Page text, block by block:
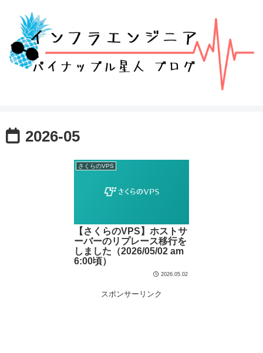
2026-05
さくらのVPS
【さくらのVPS】ホストサ
ーバーのリプレース移行を
しました（2026/05/02 am
6:00頃）
2026.05.02
スポンサーリンク